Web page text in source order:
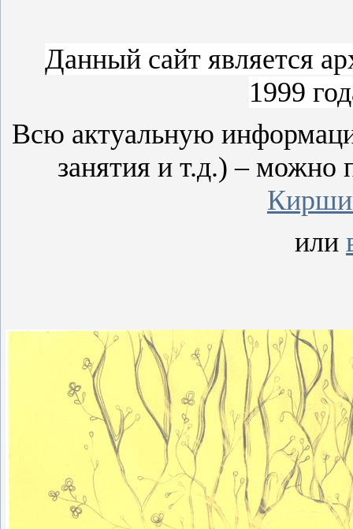
Данный сайт является
1999
Всю актуальную
занятия и т.д.) – можно
или